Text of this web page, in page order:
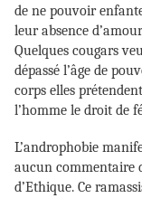
de ne pouvoir
leur absence
Quelques cougars
dépassé l’âge de
corps elles
l’homme le droit de
L’androphobie
aucun commentaire
d’Ethique. Ce